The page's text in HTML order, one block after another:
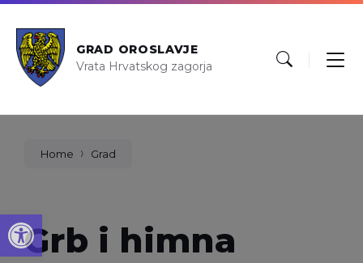
Open toolbar
GRAD OROSLAVJE
Vrata Hrvatskog zagorja
Home Grad
Grb i himna